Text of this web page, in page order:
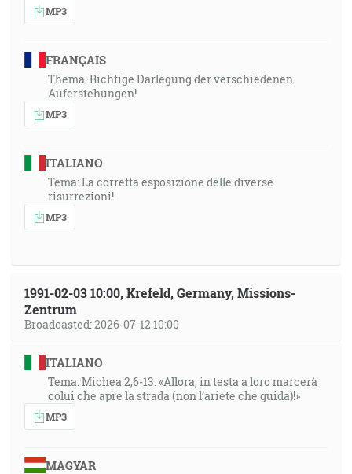
MP3
FRANÇAIS
Thema: Richtige Darlegung der verschiedenen
Auferstehungen!
MP3
ITALIANO
Tema: La corretta esposizione delle diverse
risurrezioni!
MP3
1991-02-03 10:00, Krefeld, Germany, Missions-
Zentrum
Broadcasted: 2026-07-12 10:00
ITALIANO
Tema: Michea 2,6-13: «Allora, in testa a loro marcerà
colui che apre la strada (non l’ariete che guida)!»
MP3
MAGYAR